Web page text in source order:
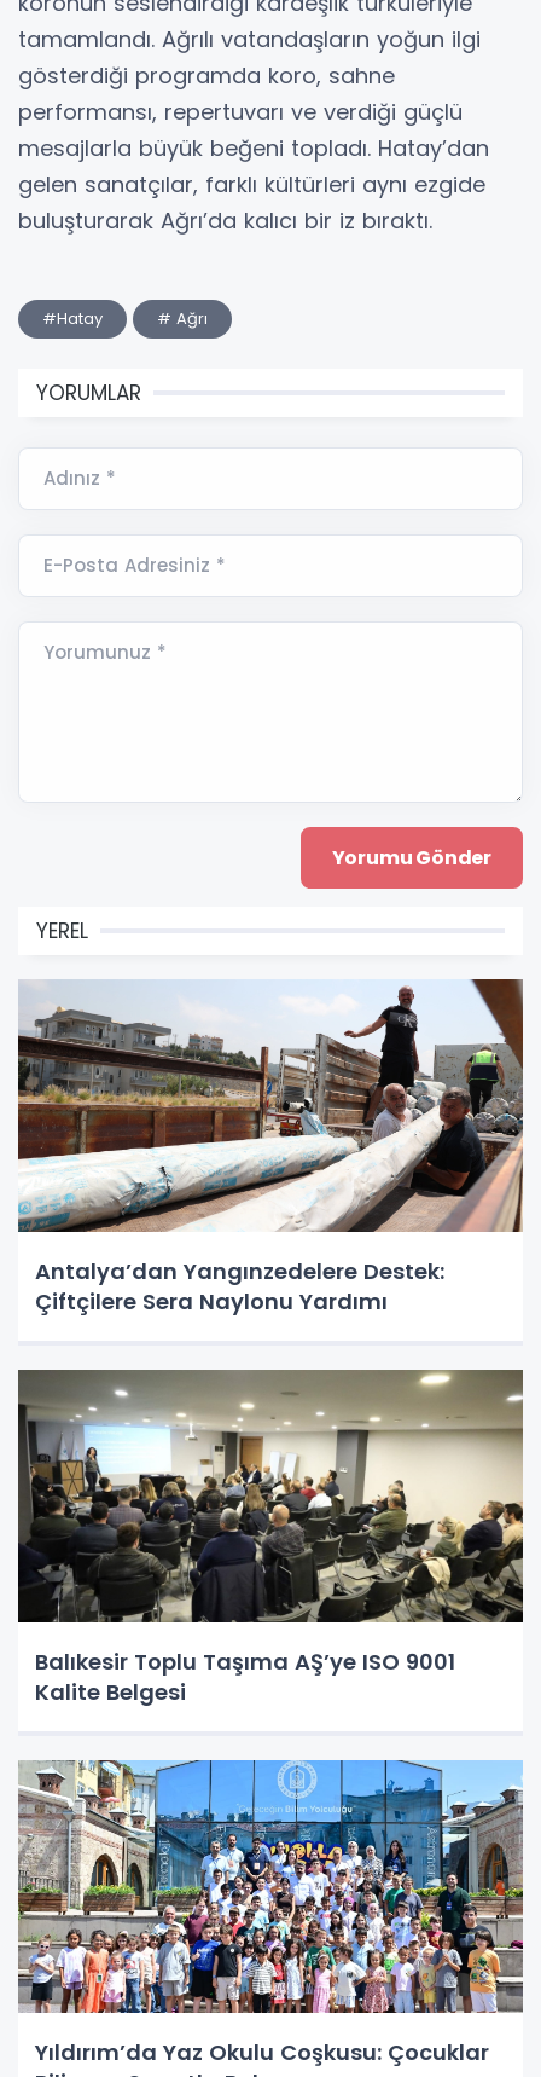
tamamlandı. Ağrılı vatandaşların yoğun ilgi
gösterdiği programda koro, sahne
performansı, repertuvarı ve verdiği güçlü
mesajlarla büyük beğeni topladı. Hatay’dan
gelen sanatçılar, farklı kültürleri aynı ezgide
buluşturarak Ağrı’da kalıcı bir iz bıraktı.
#Hatay # Ağrı
YORUMLAR
Adınız *
E-Posta Adresiniz *
Yorumunuz *
YEREL
Antalya’dan Yangınzedelere Destek:
Çiftçilere Sera Naylonu Yardımı
Balıkesir Toplu Taşıma AŞ’ye ISO 9001
Kalite Belgesi
Yıldırım’da Yaz Okulu Coşkusu: Çocuklar